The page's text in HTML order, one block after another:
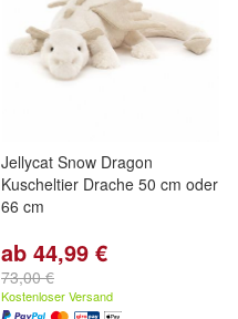
Jellycat Snow Dragon
Kuscheltier Drache 50 cm oder
66 cm
ab 44,99 €
73,00 €
Kostenloser Versand